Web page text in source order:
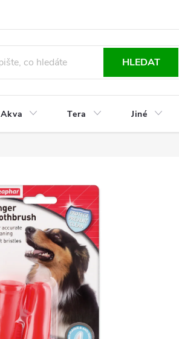
HLEDAT
Akva Tera Jiné